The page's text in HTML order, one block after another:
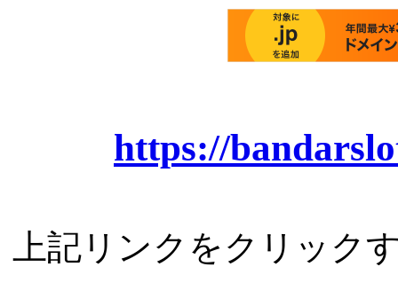
https://
上記リンクをクリック